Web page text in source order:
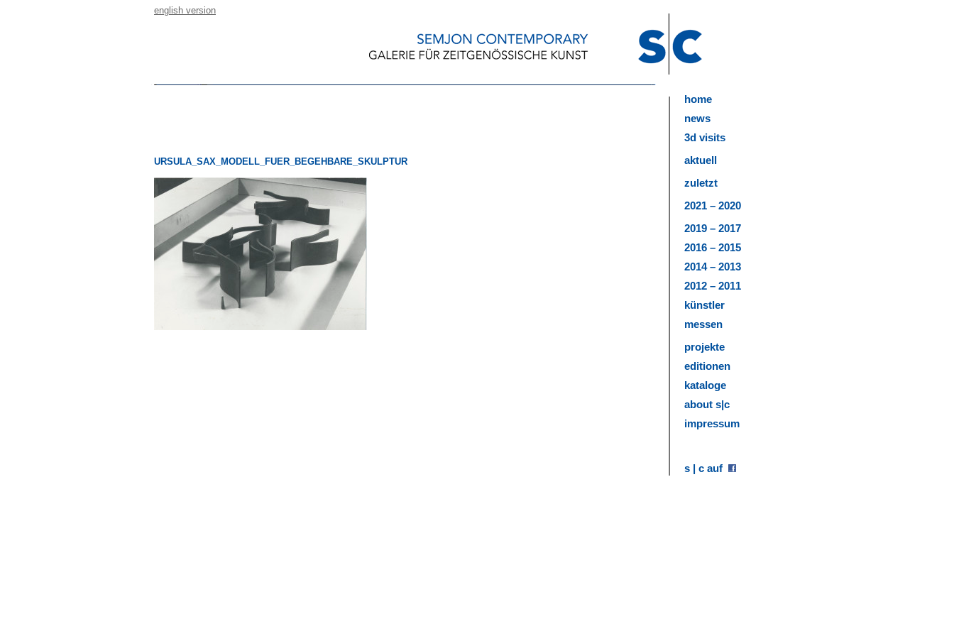
english version
URSULA_SAX_MODELL_FUER_BEGEHBARE_SKULPTUR
home
news
3d visits
aktuell
zuletzt
2021 – 2020
2019 – 2017
2016 – 2015
2014 – 2013
2012 – 2011
künstler
messen
projekte
editionen
kataloge
about s|c
impressum
s | c auf